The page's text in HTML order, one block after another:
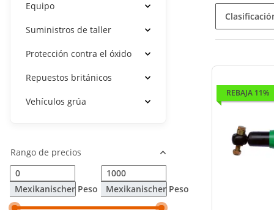
REBAJA 11%
Equipo
Suministros de taller
Protección contra el óxido
Repuestos británicos
Vehículos grúa
Rango de precios
Mexikanischer Peso Mexikanischer Peso